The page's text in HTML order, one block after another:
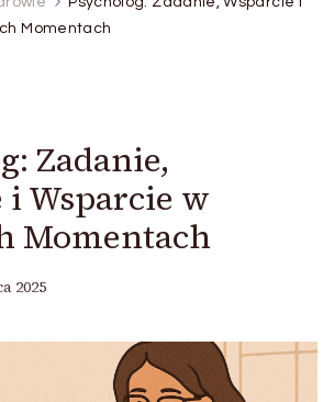
Momentach
Zadanie,
i Wsparcie w
Momentach
2025